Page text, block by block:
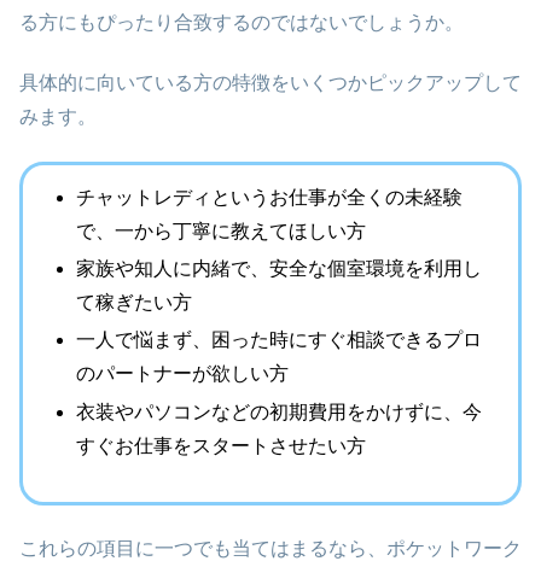
る方にもぴったり合致するのではないでしょうか。
具体的に向いている方の特徴をいくつかピックアップして
みます。
チャットレディというお仕事が全くの未経験
で、一から丁寧に教えてほしい方
家族や知人に内緒で、安全な個室環境を利用し
て稼ぎたい方
一人で悩まず、困った時にすぐ相談できるプロ
のパートナーが欲しい方
衣装やパソコンなどの初期費用をかけずに、今
すぐお仕事をスタートさせたい方
これらの項目に一つでも当てはまるなら、ポケットワーク